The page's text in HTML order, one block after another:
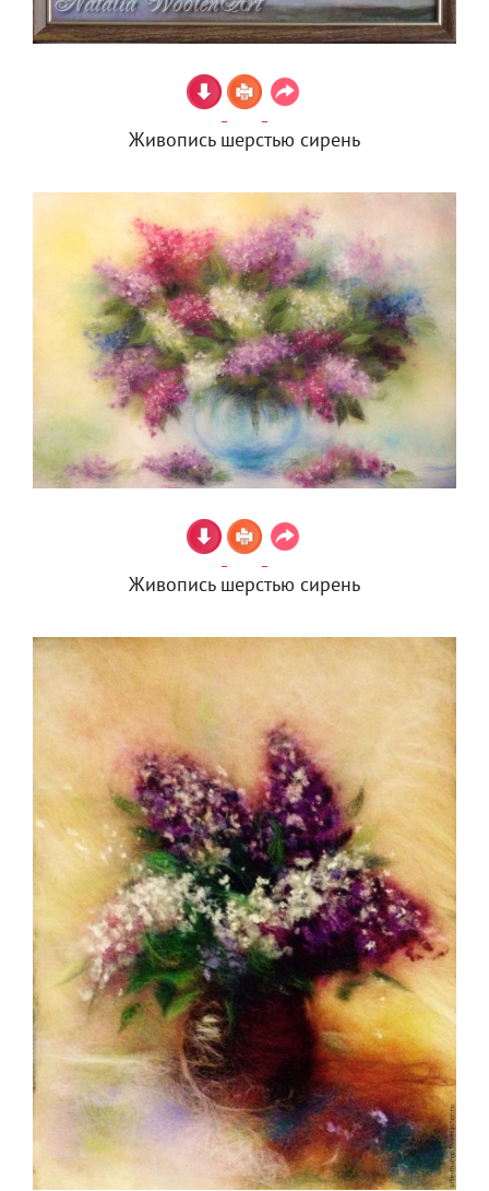
Живопись шерстью сирень
Живопись шерстью сирень